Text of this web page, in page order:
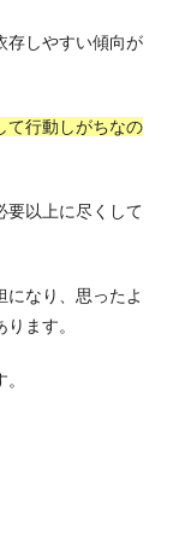
存しやすい傾向が
て行動しがちなの
要以上に尽くして
になり、思ったよ
ます。